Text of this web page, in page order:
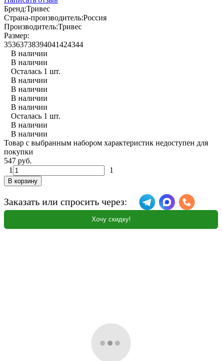
Бренд:Тривес
Страна-производитель:Россия
Производитель:Тривес
Размер:
35363738394041424344
В наличии
В наличии
Осталась 1 шт.
В наличии
В наличии
В наличии
В наличии
Осталась 1 шт.
В наличии
В наличии
Товар с выбранным набором характеристик недоступен для
покупки
547 руб.
1
1
В корзину
Заказать или спросить через:
Хочу скидку!